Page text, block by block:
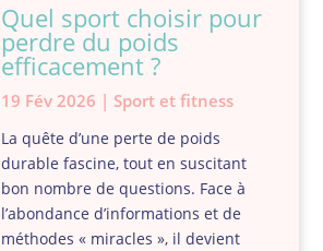
Quel sport choisir pour
perdre du poids
efficacement ?
19 Fév 2026 | Sport et fitness
La quête d’une perte de poids
durable fascine, tout en suscitant
bon nombre de questions. Face à
l’abondance d’informations et de
méthodes « miracles », il devient